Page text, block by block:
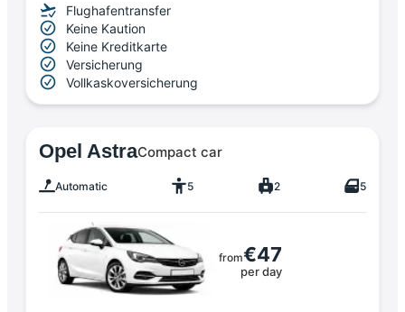
Flughafentransfer
Keine Kaution
Keine Kreditkarte
Versicherung
Vollkaskoversicherung
Opel AstraCompact car
Automatic 5 2 5
from€47
per day